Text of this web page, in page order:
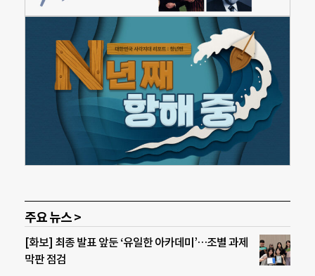
주요 뉴스 >
[화보] 최종 발표 앞둔 ‘유일한 아카데미’…조별 과제
막판 점검